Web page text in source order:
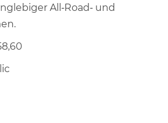
All‑Road‑ und